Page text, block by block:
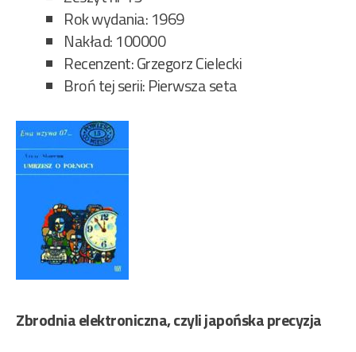
Rok wydania: 1969
Nakład: 100000
Recenzent: Grzegorz Cielecki
Broń tej serii: Pierwsza seta
Zbrodnia elektroniczna, czyli japońska precyzja